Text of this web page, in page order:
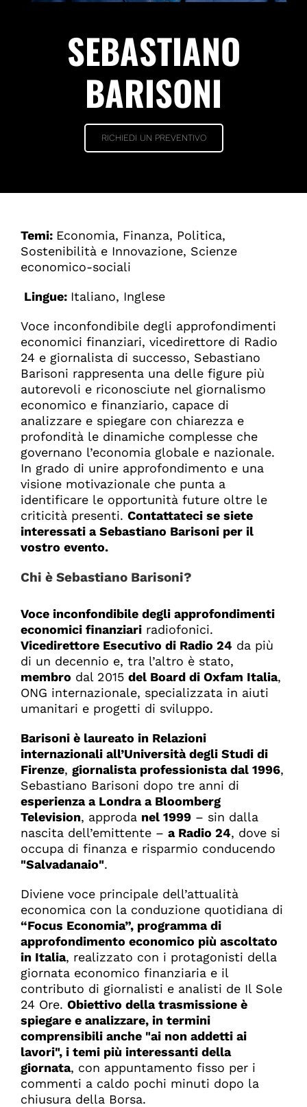
SEBASTIANO
BARISONI
RICHIEDI UN PREVENTIVO
Temi: Economia, Finanza, Politica,
Sostenibilità e Innovazione, Scienze
economico-sociali
Lingue: Italiano, Inglese
Voce inconfondibile degli approfondimenti
economici finanziari, vicedirettore di Radio
24 e giornalista di successo, Sebastiano
Barisoni rappresenta una delle figure più
autorevoli e riconosciute nel giornalismo
economico e finanziario, capace di
analizzare e spiegare con chiarezza e
profondità le dinamiche complesse che
governano l’economia globale e nazionale.
In grado di unire approfondimento e una
visione motivazionale che punta a
identificare le opportunità future oltre le
criticità presenti. Contattateci se siete
interessati a Sebastiano Barisoni per il
vostro evento.
Chi è Sebastiano Barisoni?
Voce inconfondibile degli approfondimenti
economici finanziariradiofonici.
Vicedirettore Esecutivo di Radio 24da più
di un decennio e, tra l’altro è stato,
membrodal 2015 del Board di Oxfam Italia,
ONG internazionale, specializzata in aiuti
umanitari e progetti di sviluppo.
Barisoni è laureato in Relazioni
internazionali all’Università degli Studi di
Firenze, giornalista professionista dal 1996,
Sebastiano Barisoni dopo tre anni di
esperienza a Londra a Bloomberg
Television, approda nel 1999– sin dalla
nascita dell’emittente – a Radio 24, dove si
occupa di finanza e risparmio conducendo
"Salvadanaio".
Diviene voce principale dell’attualità
economica con la conduzione quotidiana di
“Focus Economia”, programma di
approfondimento economico più ascoltato
in Italia, realizzato con i protagonisti della
giornata economico finanziaria e il
contributo di giornalisti e analisti de Il Sole
24 Ore. Obiettivo della trasmissione è
spiegare e analizzare, in termini
comprensibili anche "ai non addetti ai
lavori", i temi più interessanti della
giornata, con appuntamento fisso per i
commenti a caldo pochi minuti dopo la
chiusura della Borsa.